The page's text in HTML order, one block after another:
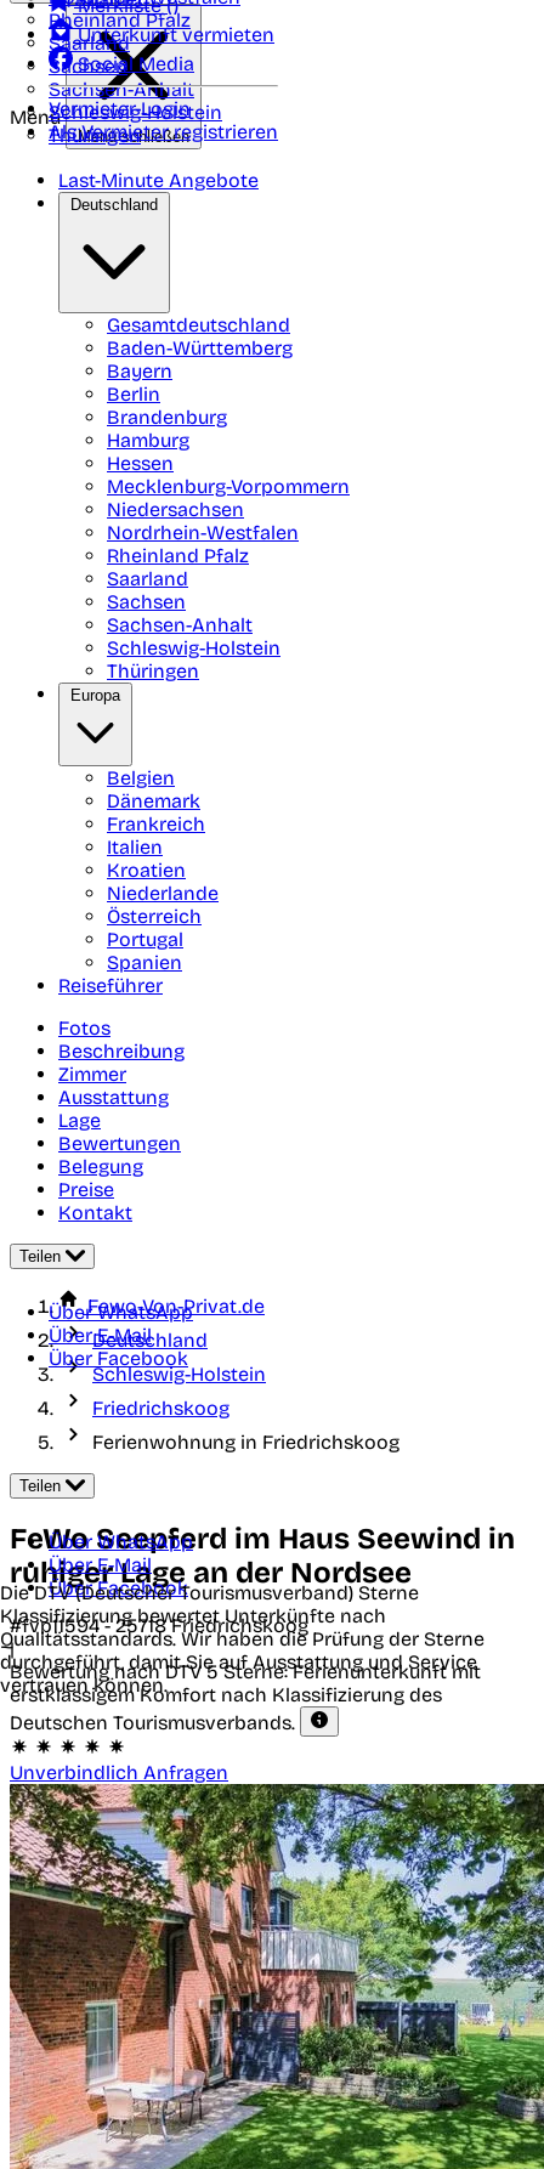
Rheinland Pfalz
Saarland
Sachsen
Sachsen-Anhalt
Schleswig-Holstein
Thüringen
Merkliste ()
Unterkunft vermieten
Social Media
Vermieter-Login
Als Vermieter registrieren
Menü
Menü schließen
Last-Minute Angebote
Deutschland
Gesamtdeutschland
Baden-Württemberg
Bayern
Berlin
Brandenburg
Hamburg
Hessen
Mecklenburg-Vorpommern
Niedersachsen
Nordrhein-Westfalen
Rheinland Pfalz
Saarland
Sachsen
Sachsen-Anhalt
Schleswig-Holstein
Thüringen
Europa
Belgien
Dänemark
Frankreich
Italien
Kroatien
Niederlande
Österreich
Portugal
Spanien
Reiseführer
Fotos
Beschreibung
Zimmer
Ausstattung
Lage
Bewertungen
Belegung
Preise
Kontakt
Teilen
Über WhatsApp
Über E-Mail
Über Facebook
Fewo-Von-Privat.de
Deutschland
Schleswig-Holstein
Friedrichskoog
Ferienwohnung in Friedrichskoog
Teilen
Über WhatsApp
Über E-Mail
Über Facebook
FeWo Seepferd im Haus Seewind in
ruhiger Lage an der Nordsee
#fvp11594 -25718Friedrichskoog
|
Bewertung nach DTV 5 Sterne: Ferienunterkunft mit
erstklassigem Komfort nach Klassifizierung des
Deutschen Tourismusverbands.
Die DTV (Deutscher Tourismusverband) Sterne
Klassifizierung bewertet Unterkünfte nach
Qualitätsstandards. Wir haben die Prüfung der Sterne
durchgeführt, damit Sie auf Ausstattung und Service
vertrauen können.
Unverbindlich Anfragen